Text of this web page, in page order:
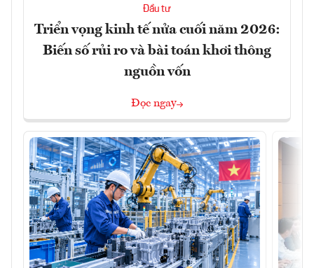
Đầu tư
Triển vọng kinh tế nửa cuối năm 2026:
Biến số rủi ro và bài toán khơi thông
nguồn vốn
Đọc ngay